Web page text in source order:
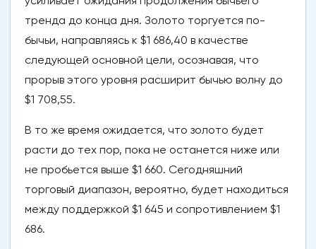
тренда до конца дня. Золото торгуется по-
бычьи, направляясь к $1 686,40 в качестве
следующей основной цели, осознавая, что
прорыв этого уровня расширит бычью волну до
$1 708,55.
В то же время ожидается, что золото будет
расти до тех пор, пока не останется ниже или
не пробьется выше $1 660. Сегодняшний
торговый диапазон, вероятно, будет находиться
между поддержкой $1 645 и сопротивлением $1
686.